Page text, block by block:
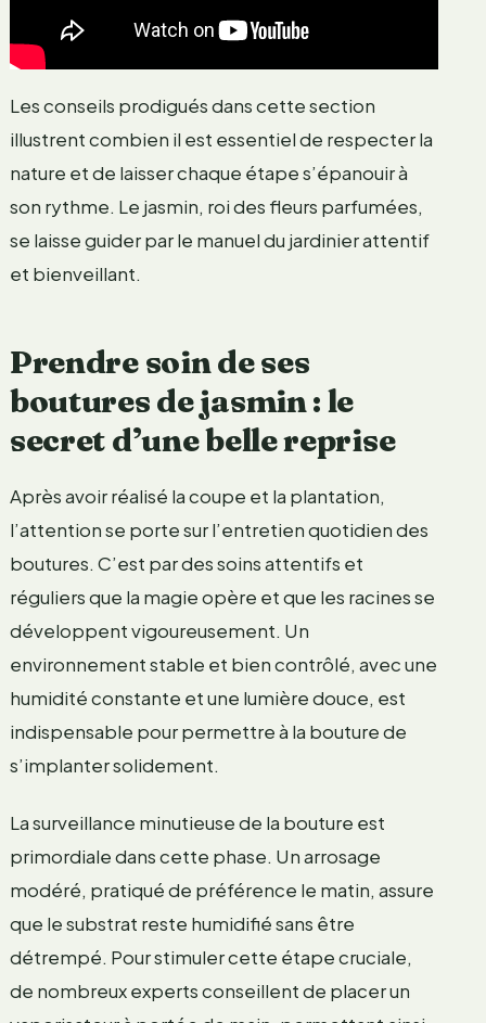
Les conseils prodigués dans cette section
illustrent combien il est essentiel de respecter la
nature et de laisser chaque étape s’épanouir à
son rythme. Le jasmin, roi des fleurs parfumées,
se laisse guider par le manuel du jardinier attentif
et bienveillant.
Prendre soin de ses
boutures de jasmin : le
secret d’une belle reprise
Après avoir réalisé la coupe et la plantation,
l’attention se porte sur l’entretien quotidien des
boutures. C’est par des soins attentifs et
réguliers que la magie opère et que les racines se
développent vigoureusement. Un
environnement stable et bien contrôlé, avec une
humidité constante et une lumière douce, est
indispensable pour permettre à la bouture de
s’implanter solidement.
La surveillance minutieuse de la bouture est
primordiale dans cette phase. Un arrosage
modéré, pratiqué de préférence le matin, assure
que le substrat reste humidifié sans être
détrempé. Pour stimuler cette étape cruciale,
de nombreux experts conseillent de placer un